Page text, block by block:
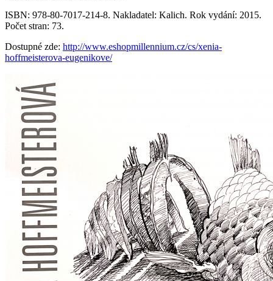
ISBN: 978-80-7017-214-8. Nakladatel: Kalich. Rok vydání: 2015.
Počet stran: 73.
Dostupné zde: http://www.eshopmillennium.cz/cs/xenia-
hoffmeisterova-eugenikove/